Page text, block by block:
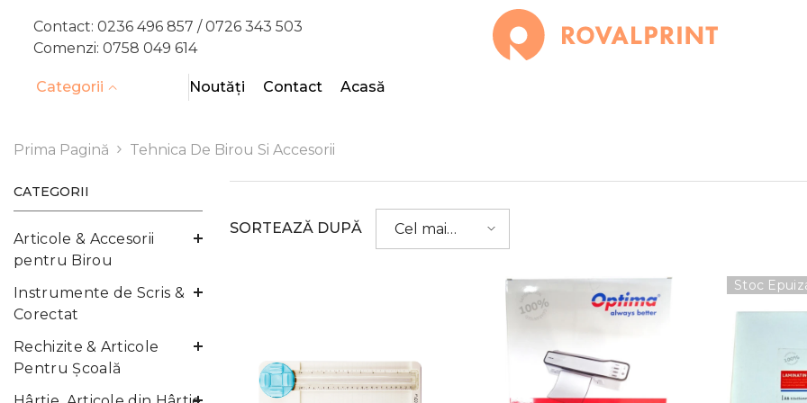
Contact: 0236 496 857 /0726 343 503
Comenzi: 0758 049 614
Categorii Noutăți Contact Acasă
Prima Pagină Tehnica De Birou Si Accesorii
CATEGORII
Articole & Accesorii
pentru Birou
Instrumente de Scris &
Corectat
Rechizite & Articole
Pentru Şcoală
SORTEAZĂ DUPĂ
Cel mai
bine
Stoc